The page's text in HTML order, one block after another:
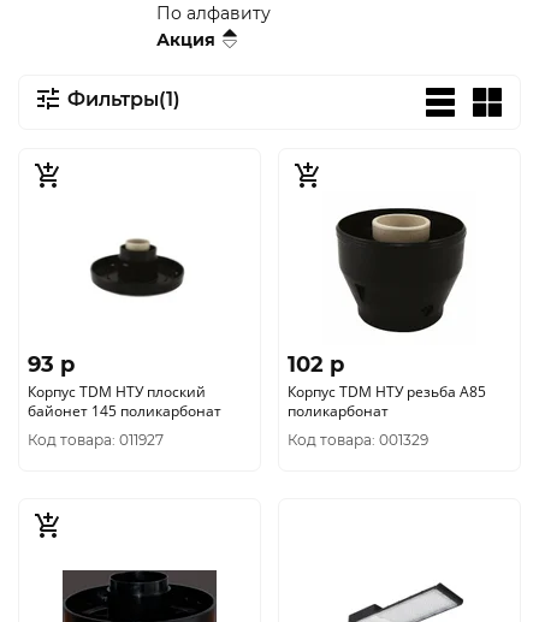
По алфавиту
Акция
Фильтры(1)
93 p
Корпус TDM НТУ плоский
байонет 145 поликарбонат
Код товара: 011927
102 p
Корпус TDM НТУ резьба А85
поликарбонат
Код товара: 001329